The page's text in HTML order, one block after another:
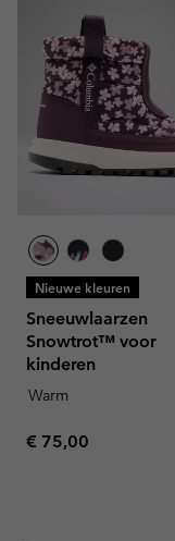
Nieuwe kleuren
Sneeuwlaarzen
Snowtrot™ voor
kinderen
Warm
Regular price:
€ 75,00